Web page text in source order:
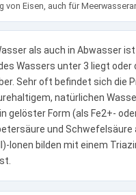
von Eisen, auch für
als auch in Abwasser
Wassers unter 3 liegt
Sehr oft befindet sich die
natürlichen
gelöster Form (als Fe2+-
und Schwefelsäure
Ionen bilden mit einem